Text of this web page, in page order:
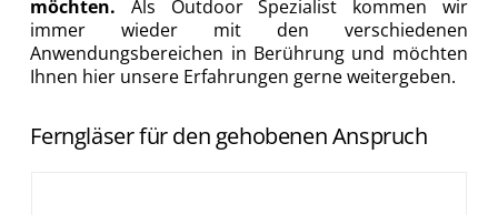
möchten. Als Outdoor Spezialist kommen wir
immer wieder mit den verschiedenen
Anwendungsbereichen in Berührung und möchten
Ihnen hier unsere Erfahrungen gerne weitergeben.
Ferngläser für den gehobenen Anspruch